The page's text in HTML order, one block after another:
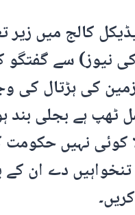
کالج میں زیر
نیوز) سے گفتگو
کی ہڑتال کی
ٹھپ ہے بجلی بند
کوئی نہیں حکومت
دے ان